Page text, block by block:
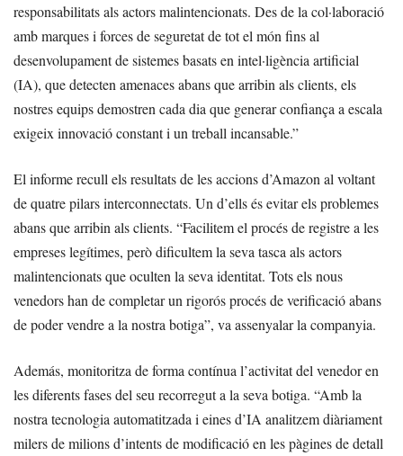
responsabilitats als actors malintencionats. Des de la col·laboració
amb marques i forces de seguretat de tot el món fins al
desenvolupament de sistemes basats en intel·ligència artificial
(IA), que detecten amenaces abans que arribin als clients, els
nostres equips demostren cada dia que generar confiança a escala
exigeix innovació constant i un treball incansable.”
El informe recull els resultats de les accions d’Amazon al voltant
de quatre pilars interconnectats. Un d’ells és evitar els problemes
abans que arribin als clients. “Facilitem el procés de registre a les
empreses legítimes, però dificultem la seva tasca als actors
malintencionats que oculten la seva identitat. Tots els nous
venedors han de completar un rigorós procés de verificació abans
de poder vendre a la nostra botiga”, va assenyalar la companyia.
Además, monitoritza de forma contínua l’activitat del venedor en
les diferents fases del seu recorregut a la seva botiga. “Amb la
nostra tecnologia automatitzada i eines d’IA analitzem diàriament
milers de milions d’intents de modificació en les pàgines de detall